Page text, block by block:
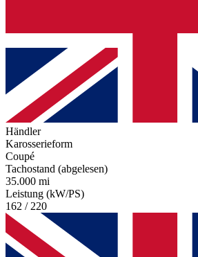
Händler
Karosserieform
Coupé
Tachostand (abgelesen)
35.000 mi
Leistung (kW/PS)
162 / 220